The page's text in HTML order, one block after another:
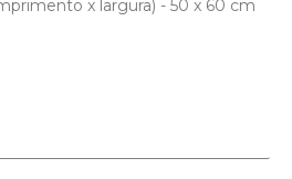
x largura) - 50 x 60 cm